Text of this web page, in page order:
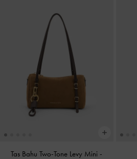
Tas Bahu Two-Tone Levy Mini -